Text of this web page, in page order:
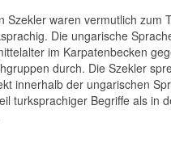
Szekler waren vermutlich zum
Die ungarische
im Karpatenbecken
durch. Die Szekler
innerhalb der ungarischen
turksprachiger Begriffe als in